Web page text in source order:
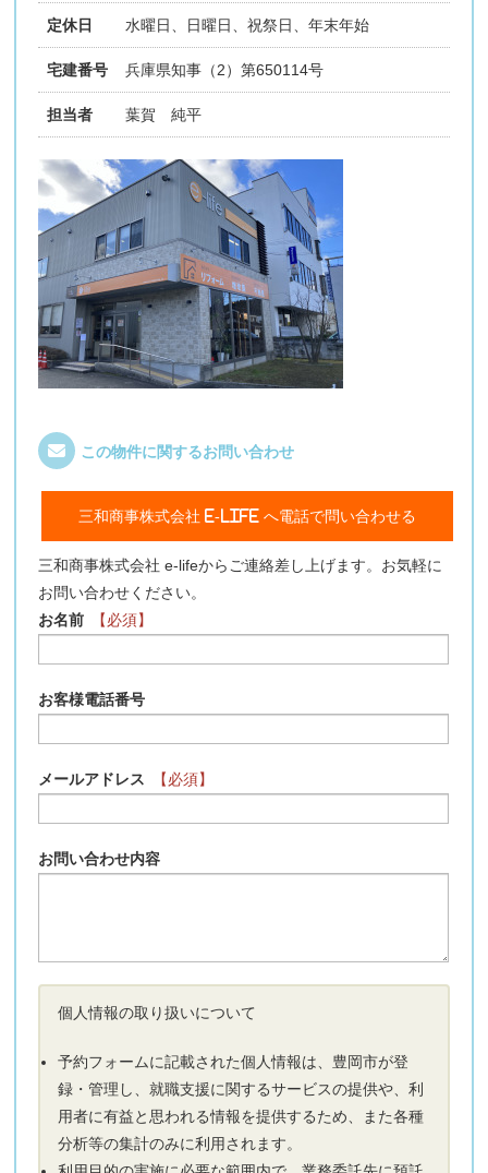
定休日 水曜日、日曜日、祝祭日、年末年始
宅建番号 兵庫県知事（2）第650114号
担当者 葉賀 純平
この物件に関するお問い合わせ
三和商事株式会社 e-life へ電話で問い合わせる
三和商事株式会社 e-lifeからご連絡差し上げます。お気軽に
お問い合わせください。
お名前
【必須】
お客様電話番号
メールアドレス 【必須】
お問い合わせ内容
個人情報の取り扱いについて
予約フォームに記載された個人情報は、豊岡市が登
録・管理し、就職支援に関するサービスの提供や、利
用者に有益と思われる情報を提供するため、また各種
分析等の集計のみに利用されます。